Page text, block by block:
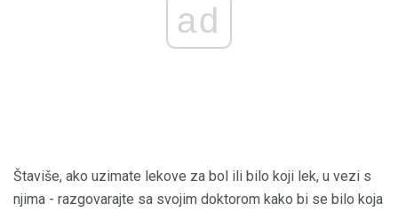
ad
Štaviše, ako uzimate lekove za bol ili bilo koji lek, u vezi s
njima - razgovarajte sa svojim doktorom kako bi se bilo koja